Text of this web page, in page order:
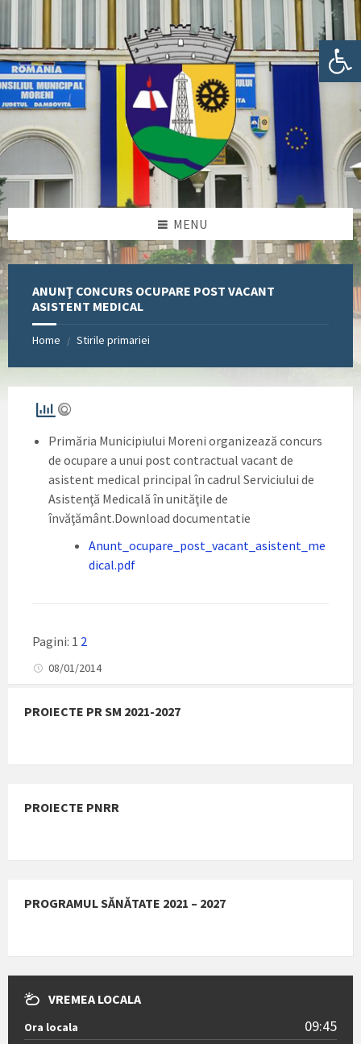
Deschide bara de unelte
sidebar
sidebar
MENU
ANUNŢ CONCURS OCUPARE POST VACANT
ASISTENT MEDICAL
Home / Stirile primariei
Primăria Municipiului Moreni organizează concurs
de ocupare a unui post contractual vacant de
asistent medical principal în cadrul Serviciului de
Asistenţă Medicală în unităţile de
învăţământ.Download documentatie
Anunt_ocupare_post_vacant_asistent_me
dical.pdf
Pagini: 1 2
08/01/2014
PROIECTE PR SM 2021-2027
PROIECTE PNRR
PROGRAMUL SĂNĂTATE 2021 – 2027
VREMEA LOCALA
Ora locala 09:45